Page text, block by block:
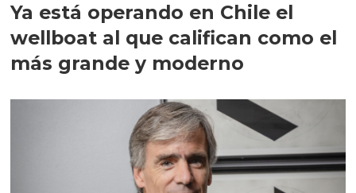
Ya está operando en Chile el
wellboat al que califican como el
más grande y moderno